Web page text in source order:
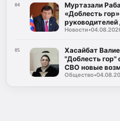
04
Муртазали
«Доблесть
руководителей
Новости•
05
Хасайбат
"Доблесть гор"
СВО новые
Дагестану»
Общество•